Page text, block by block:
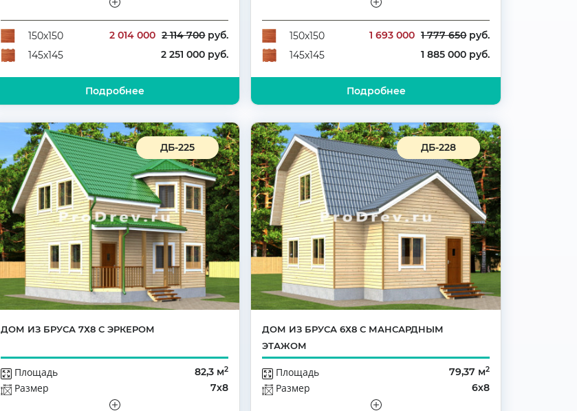
Количество комнат
5
150х150
2 014 000 2 114 700руб.
145х145
2 251 000 руб.
Подробнее
Количество комнат
5
150х150
1 693 000 1 777 650руб.
145х145
1 885 000 руб.
Подробнее
ДБ-225
ДОМ ИЗ БРУСА 7Х8 С ЭРКЕРОМ
Площадь 82,3 м2
Размер 7х8
ДБ-228
ДОМ ИЗ БРУСА 6Х8 С МАНСАРДНЫМ
ЭТАЖОМ
Площадь 79,37 м2
Размер 6х8